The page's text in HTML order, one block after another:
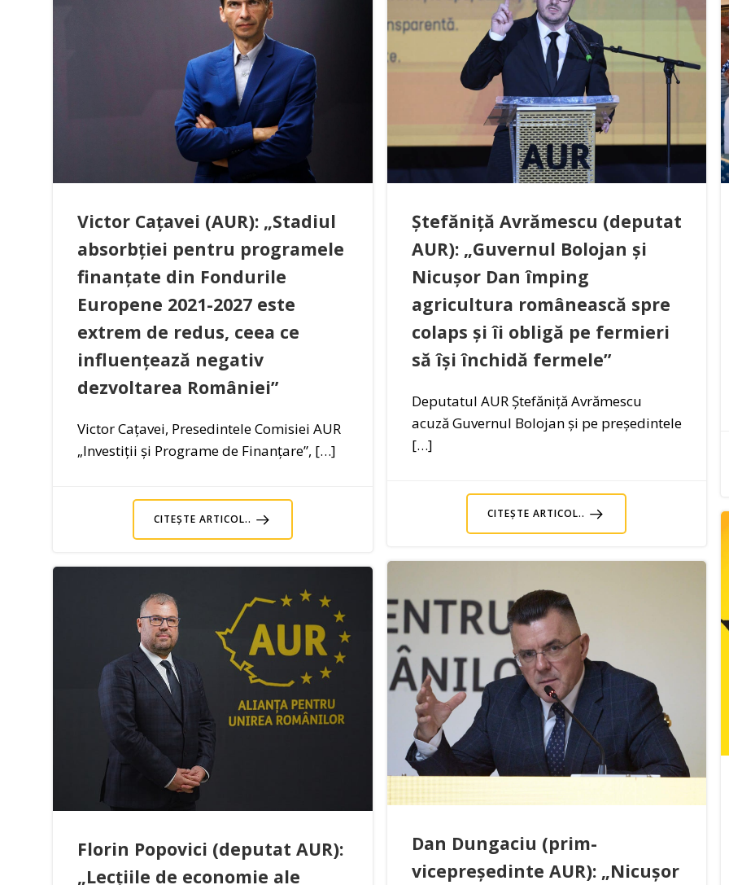
Victor Cațavei (AUR): „Stadiul
absorbției pentru programele
finanțate din Fondurile
Europene 2021-2027 este
extrem de redus, ceea ce
influențează negativ
dezvoltarea României”
Victor Cațavei, Presedintele Comisiei AUR
„Investiții și Programe de Finanțare”, […]
CITEȘTE ARTICOL..
Ștefăniță Avrămescu (deputat
AUR): „Guvernul Bolojan și
Nicușor Dan împing
agricultura românească spre
colaps și îi obligă pe fermieri
să își închidă fermele”
Deputatul AUR Ștefăniță Avrămescu
acuză Guvernul Bolojan și pe președintele
[…]
CITEȘTE ARTICOL..
Dan Dungaciu (prim-
vicepreședinte AUR): „Nicușor
Florin Popovici (deputat AUR):
„Lecțiile de economie ale